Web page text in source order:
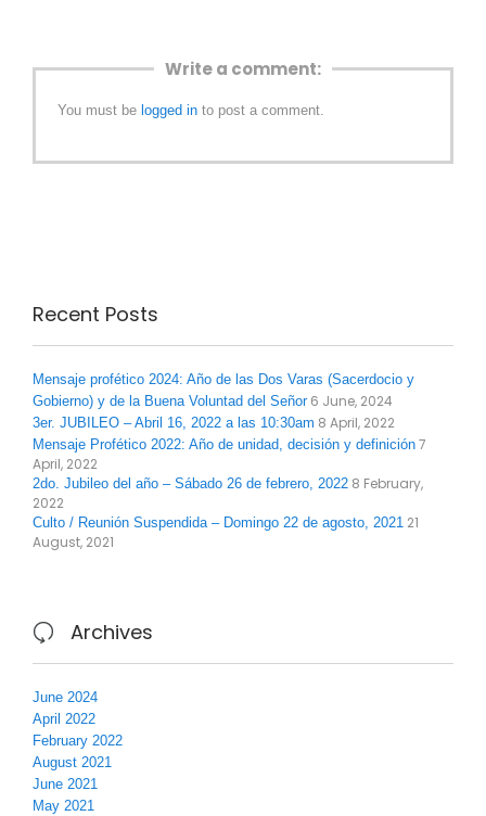
Write a comment:
You must be logged in to post a comment.
Recent Posts
Mensaje profético 2024: Año de las Dos Varas (Sacerdocio y
Gobierno) y de la Buena Voluntad del Señor 6 June, 2024
3er. JUBILEO – Abril 16, 2022 a las 10:30am 8 April, 2022
Mensaje Profético 2022: Año de unidad, decisión y definición 7
April, 2022
2do. Jubileo del año – Sábado 26 de febrero, 2022 8 February,
2022
Culto / Reunión Suspendida – Domingo 22 de agosto, 2021 21
August, 2021
 Archives
June 2024
April 2022
February 2022
August 2021
June 2021
May 2021